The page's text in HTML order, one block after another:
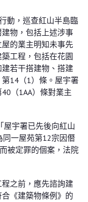
動，巡查紅山半島臨
物，包括上述涉事
的業主明知未事先
工程，包括在花園
若干搭建物、搭建
14（1）條。屋宇署
（1AA）條對業主
屋宇署已先後向紅山
一屋苑第12宗因僭
被定罪的個案，法院
之前，應先諮詢建
《建築物條例》的